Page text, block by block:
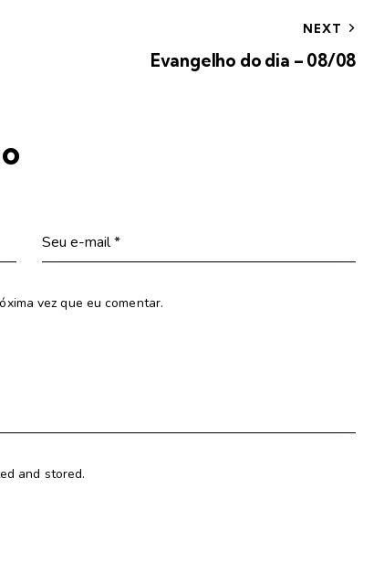
NEXT
Evangelho do dia – 08/08
vez que eu comentar.
and stored.